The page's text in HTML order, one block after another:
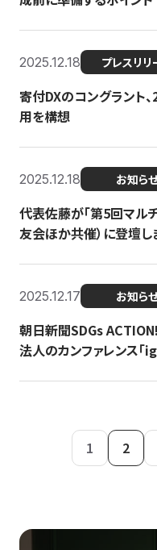
2025.12.18 プレスリリ
寄付DXのコングラント
用を構想
2025.12.18 お知ら
代表佐藤が「第5回マル
友会ほか共催）に登壇し
2025.12.17 お知ら
朝日新聞SDGs ACTION!
法人のカンファレンス「
1 2